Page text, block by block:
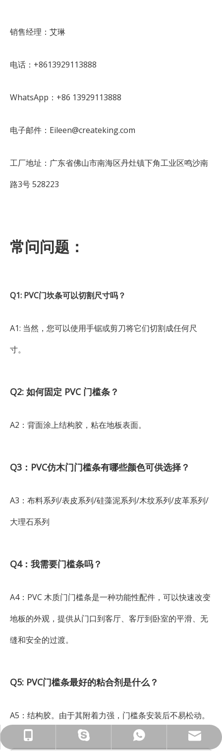
销售经理：艾琳
电话：+8613929113888
WhatsApp：+86 13929113888
电子邮件：Eileen@createking.com
工厂地址：广东省佛山市南海区丹灶镇下角工业区鸣沙南
路3号 528223
常问问题：
Q1: PVC门坎条可以切割尺寸吗？
A1: 当然，您可以使用手锯或剪刀将它们切割成任何尺
寸。
Q2: 如何固定 PVC 门槛条？
A2：背面涂上结构胶，粘在地板表面。
Q3：PVC仿木门门槛条有哪些颜色可供选择？
A3：布料系列/表皮系列/硅藻泥系列/木纹系列/皮革系列/
大理石系列
Q4：我需要门槛条吗？
A4：PVC 木质门门槛条是一种功能性配件，可以快速改变
地板的外观，提供从门口到客厅、客厅到卧室的平滑、无
缝和安全的过渡。
Q5: PVC门槛条最好的粘合剂是什么？
A5：结构胶。由于其附着力强，门槛条安装后不易松动。
13929113888
13928691588
ck_Lucky@gdcreateking.com